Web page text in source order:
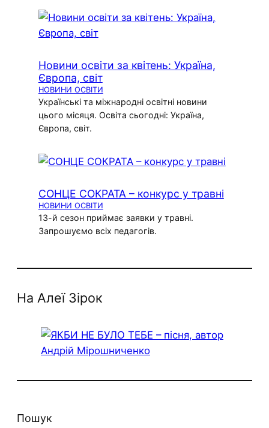
Новини освіти за квітень: Україна,
Європа, світ
НОВИНИ ОСВІТИ
Українські та міжнародні освітні новини
цього місяця. Освіта сьогодні: Україна,
Європа, світ.
СОНЦЕ СОКРАТА – конкурс у травні
НОВИНИ ОСВІТИ
13-й сезон приймає заявки у травні.
Запрошуємо всіх педагогів.
На Алеї Зірок
Пошук